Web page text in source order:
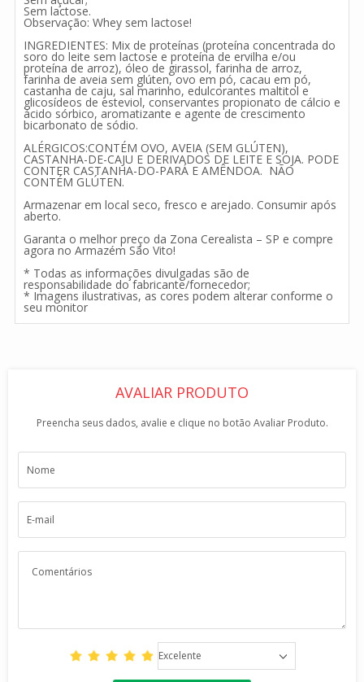
Sem lactose.
Observação: Whey sem lactose!
INGREDIENTES: Mix de proteínas (proteína concentrada do
soro do leite sem lactose e proteína de ervilha e/ou
proteína de arroz), óleo de girassol, farinha de arroz,
farinha de aveia sem glúten, ovo em pó, cacau em pó,
castanha de caju, sal marinho, edulcorantes maltitol e
glicosídeos de esteviol, conservantes propionato de cálcio e
ácido sórbico, aromatizante e agente de crescimento
bicarbonato de sódio.
ALÉRGICOS:CONTÉM OVO, AVEIA (SEM GLÚTEN),
CASTANHA-DE-CAJU E DERIVADOS DE LEITE E SOJA. PODE
CONTER CASTANHA-DO-PARÁ E AMÊNDOA. NÃO
CONTÉM GLÚTEN.
Armazenar em local seco, fresco e arejado. Consumir após
aberto.
Garanta o melhor preço da Zona Cerealista – SP e compre
agora no Armazém São Vito!
* Todas as informações divulgadas são de
responsabilidade do fabricante/fornecedor;
* Imagens ilustrativas, as cores podem alterar conforme o
seu monitor
AVALIAR PRODUTO
Preencha seus dados, avalie e clique no botão Avaliar Produto.
Excelente